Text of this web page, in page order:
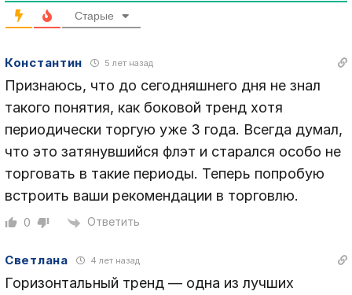
Старые
Константин 5 лет назад
Признаюсь, что до сегодняшнего дня не знал
такого понятия, как боковой тренд хотя
периодически торгую уже 3 года. Всегда думал,
что это затянувшийся флэт и старался особо не
торговать в такие периоды. Теперь попробую
встроить ваши рекомендации в торговлю.
0 Ответить
Светлана 4 лет назад
Горизонтальный тренд — одна из лучших